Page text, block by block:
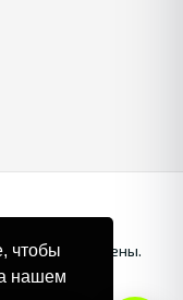
права зашищены.
чтобы
нашем